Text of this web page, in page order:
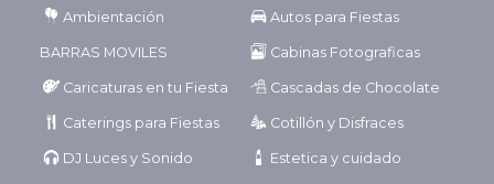
Ambientación Autos para Fiestas
BARRAS MOVILES Cabinas Fotograficas
Caricaturas en tu Fiesta Cascadas de Chocolate
Caterings para Fiestas Cotillón y Disfraces
DJ Luces y Sonido Estetica y cuidado